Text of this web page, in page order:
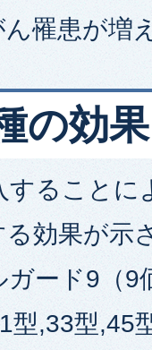
罹患が増
の効果
することに
効果が示
ード9（9
型,33型,45